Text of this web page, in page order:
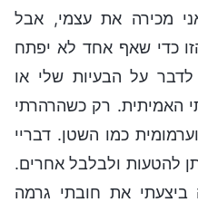
מכירה את עצמי, אבל
כדי שאף אחד לא יפתח
על הבעיות שלי או
האמיתית. רק כשהרהרתי
כמו השטן. דבריי
להטעות ולבלבל אחרים.
את חובתי גרמה